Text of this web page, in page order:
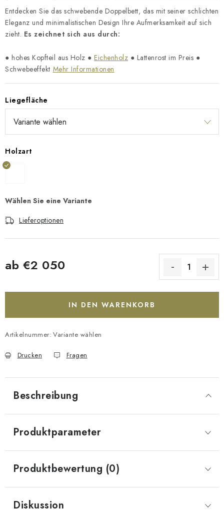
Entdecken Sie das schwebende Doppelbett, das mit seiner schlichten
Eleganz und minimalistischen Design Ihre Aufmerksamkeit auf sich
zieht. Es zeichnet sich aus durch:
● hohes Kopfteil aus Holz ● Eichenholz ● Lattenrost im Preis ●
Schwebeeffekt Mehr Informationen
Liegefläche
Holzart
Lieferoptionen
ab €2 050
IN DEN WARENKORB
Artikelnummer: Variante wählen
Drucken Fragen
Beschreibung
Produktparameter
Produktbewertung (0)
Diskussion